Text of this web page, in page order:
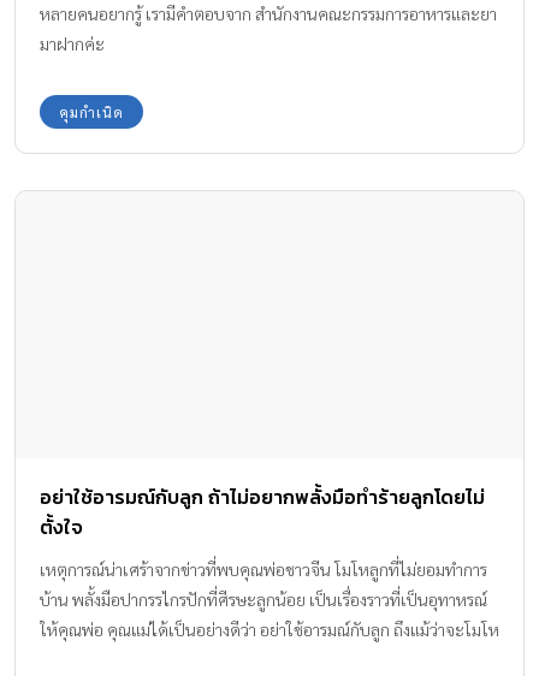
หลายคนอยากรู้ เรามีคำตอบจาก สำนักงานคณะกรรมการอาหารและยา
มาฝากค่ะ
คุมกำเนิด
อย่าใช้อารมณ์กับลูก ถ้าไม่อยากพลั้งมือทำร้ายลูกโดยไม่
ตั้งใจ
เหตุการณ์น่าเศร้าจากข่าวที่พบคุณพ่อชาวจีน โมโหลูกที่ไม่ยอมทำการ
บ้าน พลั้งมือปากรรไกรปักที่ศีรษะลูกน้อย เป็นเรื่องราวที่เป็นอุทาหรณ์
ให้คุณพ่อ คุณแม่ได้เป็นอย่างดีว่า อย่าใช้อารมณ์กับลูก ถึงแม้ว่าจะโมโห